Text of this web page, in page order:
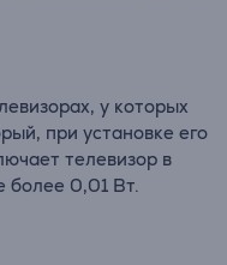
у которых
при установке его
телевизор в
более 0,01 Вт.